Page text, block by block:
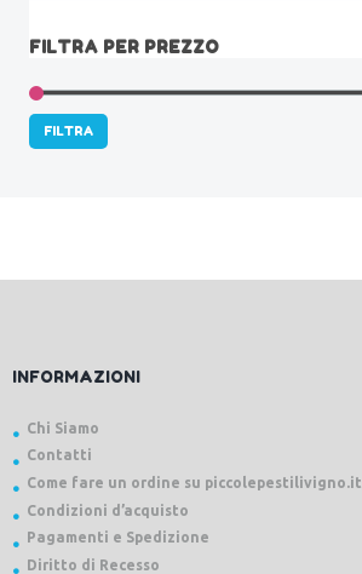
FILTRA PER PREZZO
FILTRA
INFORMAZIONI
Chi Siamo
Contatti
Come fare un ordine su piccolepestilivigno.it
Condizioni d’acquisto
Pagamenti e Spedizione
Diritto di Recesso